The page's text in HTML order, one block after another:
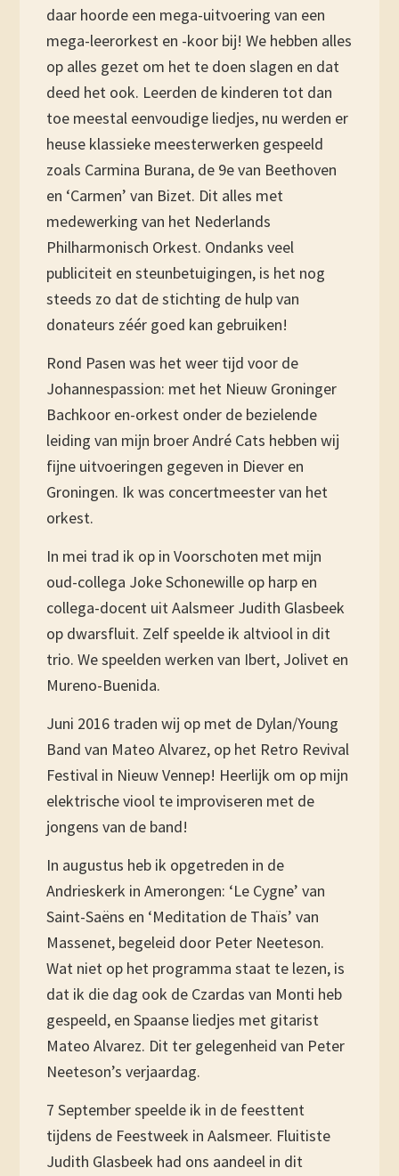
daar hoorde een mega-uitvoering van een
mega-leerorkest en -koor bij! We hebben alles
op alles gezet om het te doen slagen en dat
deed het ook. Leerden de kinderen tot dan
toe meestal eenvoudige liedjes, nu werden er
heuse klassieke meesterwerken gespeeld
zoals Carmina Burana, de 9e van Beethoven
en ‘Carmen’ van Bizet. Dit alles met
medewerking van het Nederlands
Philharmonisch Orkest. Ondanks veel
publiciteit en steunbetuigingen, is het nog
steeds zo dat de stichting de hulp van
donateurs zéér goed kan gebruiken!
Rond Pasen was het weer tijd voor de
Johannespassion: met het Nieuw Groninger
Bachkoor en-orkest onder de bezielende
leiding van mijn broer André Cats hebben wij
fijne uitvoeringen gegeven in Diever en
Groningen. Ik was concertmeester van het
orkest.
In mei trad ik op in Voorschoten met mijn
oud-collega Joke Schonewille op harp en
collega-docent uit Aalsmeer Judith Glasbeek
op dwarsfluit. Zelf speelde ik altviool in dit
trio. We speelden werken van Ibert, Jolivet en
Mureno-Buenida.
Juni 2016 traden wij op met de Dylan/Young
Band van Mateo Alvarez, op het Retro Revival
Festival in Nieuw Vennep! Heerlijk om op mijn
elektrische viool te improviseren met de
jongens van de band!
In augustus heb ik opgetreden in de
Andrieskerk in Amerongen: ‘Le Cygne’ van
Saint-Saëns en ‘Meditation de Thaïs’ van
Massenet, begeleid door Peter Neeteson.
Wat niet op het programma staat te lezen, is
dat ik die dag ook de Czardas van Monti heb
gespeeld, en Spaanse liedjes met gitarist
Mateo Alvarez. Dit ter gelegenheid van Peter
Neeteson’s verjaardag.
7 September speelde ik in de feesttent
tijdens de Feestweek in Aalsmeer. Fluitiste
Judith Glasbeek had ons aandeel in dit